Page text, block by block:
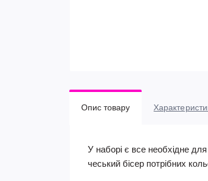
Опис товару
У наборі є все необхідне
чеський бісер потрібних